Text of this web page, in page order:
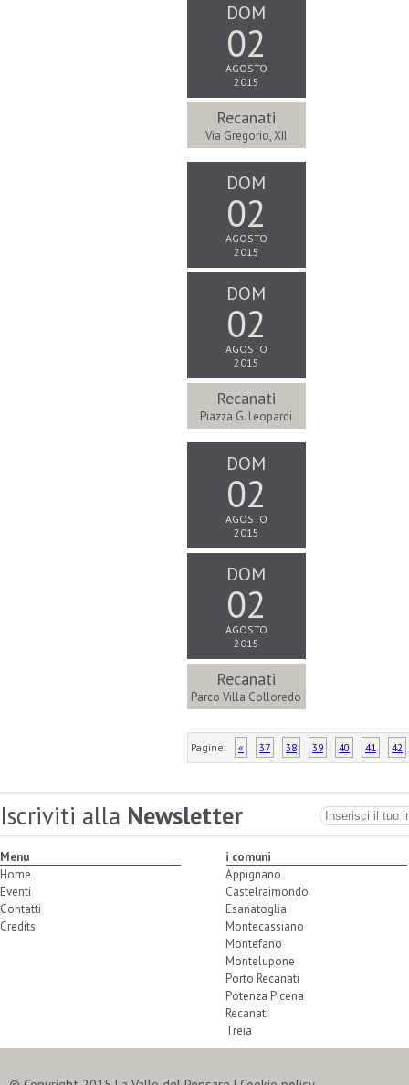
DOM
02
AGOSTO
2015
Recanati
Via Gregorio, XII
DOM
02
AGOSTO
2015
DOM
02
AGOSTO
2015
Recanati
Piazza G. Leopardi
DOM
02
AGOSTO
2015
DOM
02
AGOSTO
2015
Recanati
Parco Villa Colloredo
Pagine: « 37 38 39 40 41 42
Iscriviti alla Newsletter
Menu
Home
Eventi
Contatti
Credits
i comuni
Appignano
Castelraimondo
Esanatoglia
Montecassiano
Montefano
Montelupone
Porto Recanati
Potenza Picena
Recanati
Treia